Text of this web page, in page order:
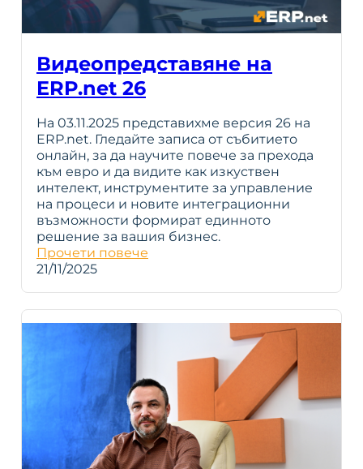
Видеопредставяне на
ERP.net 26
На 03.11.2025 представихме версия 26 на
ERP.net. Гледайте записа от събитието
онлайн, за да научите повече за прехода
към евро и да видите как изкуствен
интелект, инструментите за управление
на процеси и новите интеграционни
възможности формират единното
решение за вашия бизнес.
Прочети повече
21/11/2025